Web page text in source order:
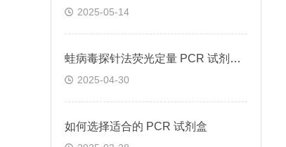
2025-05-14
蛙病毒探针法荧光定量 PCR 试剂盒定量定性检测
2025-04-30
如何选择适合的 PCR 试剂盒